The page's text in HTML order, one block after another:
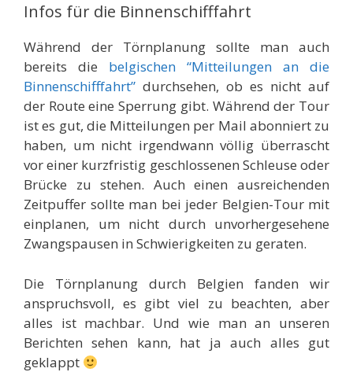
Infos für die Binnenschifffahrt
Während der Törnplanung sollte man auch
bereits die belgischen “Mitteilungen an die
Binnenschifffahrt” durchsehen, ob es nicht auf
der Route eine Sperrung gibt. Während der Tour
ist es gut, die Mitteilungen per Mail abonniert zu
haben, um nicht irgendwann völlig überrascht
vor einer kurzfristig geschlossenen Schleuse oder
Brücke zu stehen. Auch einen ausreichenden
Zeitpuffer sollte man bei jeder Belgien-Tour mit
einplanen, um nicht durch unvorhergesehene
Zwangspausen in Schwierigkeiten zu geraten.
Die Törnplanung durch Belgien fanden wir
anspruchsvoll, es gibt viel zu beachten, aber
alles ist machbar. Und wie man an unseren
Berichten sehen kann, hat ja auch alles gut
geklappt